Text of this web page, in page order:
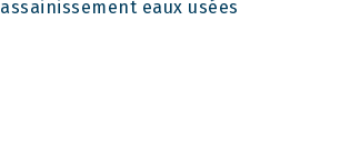
eaux usées